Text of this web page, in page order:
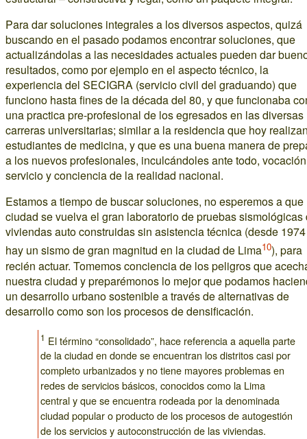
Para dar soluciones integrales a los diversos aspectos, quizá
buscando en el pasado podamos encontrar soluciones, que
actualizándolas a las necesidades actuales pueden dar
resultados, como por ejemplo en el aspecto técnico, la
experiencia del SECIGRA (servicio civil del graduando) que
funciono hasta fines de la década del 80, y que funcionaba
una practica pre-profesional de los egresados en las diversas
carreras universitarias; similar a la residencia que hoy
estudiantes de medicina, y que es una buena manera de
a los nuevos profesionales, inculcándoles ante todo,
servicio y conciencia de la realidad nacional.
Estamos a tiempo de buscar soluciones, no esperemos a que
ciudad se vuelva el gran laboratorio de pruebas sismológicas
viviendas auto construidas sin asistencia técnica (desde
hay un sismo de gran magnitud en la ciudad de Lima10), para
recién actuar. Tomemos conciencia de los peligros que
nuestra ciudad y preparémonos lo mejor que podamos
un desarrollo urbano sostenible a través de alternativas de
desarrollo como son los procesos de densificación.
1 El término “consolidado”, hace referencia a aquella parte
de la ciudad en donde se encuentran los distritos casi por
completo urbanizados y no tiene mayores problemas en
redes de servicios básicos, conocidos como la Lima
central y que se encuentra rodeada por la denominada
ciudad popular o producto de los procesos de autogestión
de los servicios y autoconstrucción de las viviendas.